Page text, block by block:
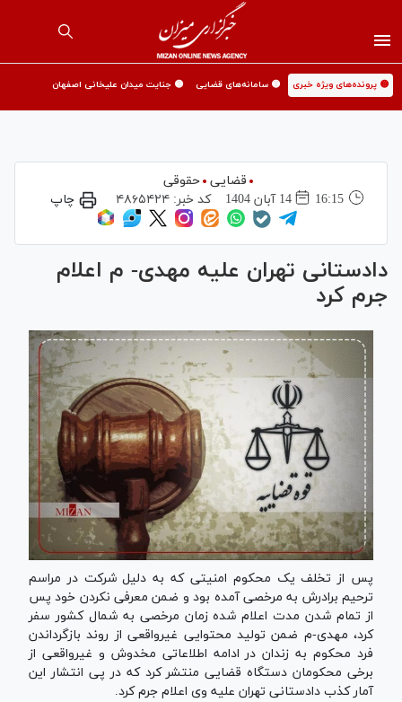
🟡 پرونده‌های ویژه خبری 🟡 سامانه‌های قضایی 🟡 جنایت میدان علیخانی اصفهان
قضایی حقوقی
16:15
14 آبان 1404 کد خبر:۴۸۶۵۴۲۴ چاپ
دادستانی تهران علیه مهدی- م اعلام
جرم کرد
پس از تخلف یک محکوم امنیتی که به دلیل شرکت در مراسم
ترحیم برادرش به مرخصی آمده بود و ضمن معرفی نکردن خود پس
از تمام شدن مدت اعلام شده زمان مرخصی به شمال کشور سفر
کرد، مهدی-م ضمن تولید محتوایی غیرواقعی از روند بازگرداندن
فرد محکوم به زندان در ادامه اطلاعاتی مخدوش و غیرواقعی از
برخی محکومان دستگاه قضایی منتشر کرد که در پی انتشار این
آمار کذب دادستانی تهران علیه وی اعلام جرم کرد.